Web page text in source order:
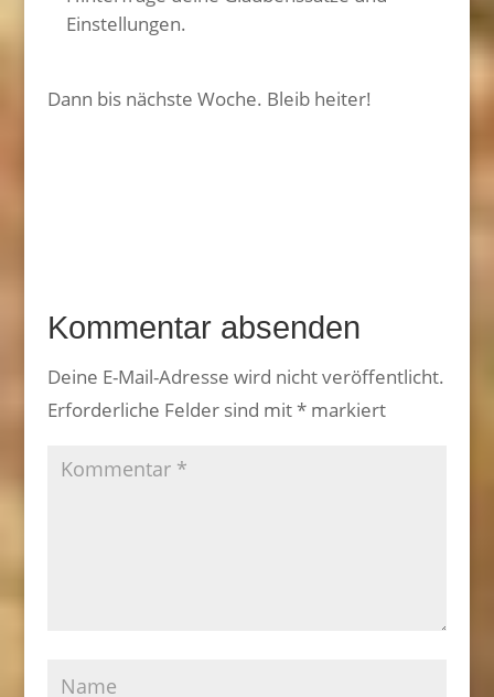
Einstellungen.
Dann bis nächste Woche. Bleib heiter!
Kommentar absenden
Deine E-Mail-Adresse wird nicht veröffentlicht.
Erforderliche Felder sind mit*markiert